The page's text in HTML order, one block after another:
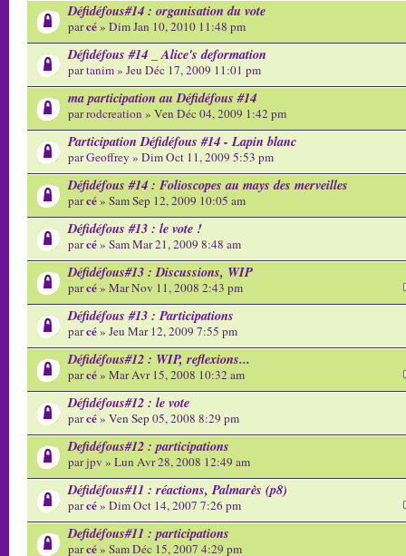
Défidéfous#14 : organisation du vote
parcé» Dim Jan 10, 2010 11:48 pm
Défidéfous #14 _ Alice's deformation
partanim» Jeu Déc 17, 2009 11:01 pm
ma participation au Défidéfous #14
parrodcreation » Ven Déc 04, 2009 1:42 pm
Participation Défidéfous #14 - Lapin blanc
parGeoffrey » Dim Oct 11, 2009 5:53 pm
Défidéfous #14 : Folioscopes au mays des merveilles
parcé» Sam Sep 12, 2009 10:05 am
Défidéfous #13 : le vote !
parcé» Sam Mar 21, 2009 8:48 am
Défidéfous#13 : Discussions, WIP
parcé» Mar Nov 11, 2008 2:43 pm
Défidéfous #13 : Participations
parcé» Jeu Mar 12, 2009 7:55 pm
Défidéfous#12 : WIP, reflexions...
parcé» Mar Avr 15, 2008 10:32 am
Défidéfous#12 : le vote
parcé» Ven Sep 05, 2008 8:29 pm
Defidéfous#12 : participations
parjpv » Lun Avr 28, 2008 12:49 am
Défidéfous#11 : réactions, Palmarès (p8)
parcé» Dim Oct 14, 2007 7:26 pm
Defidéfous#11 : participations
parcé» Sam Déc 15, 2007 4:29 pm